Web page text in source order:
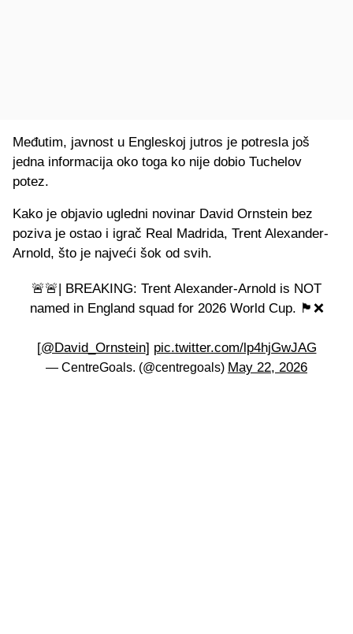
Međutim, javnost u Engleskoj jutros je potresla još
jedna informacija oko toga ko nije dobio Tuchelov
potez.
Kako je objavio ugledni novinar David Ornstein bez
poziva je ostao i igrač Real Madrida, Trent Alexander-
Arnold, što je najveći šok od svih.
🚨🚨| BREAKING: Trent Alexander-Arnold is NOT
named in England squad for 2026 World Cup. 🏴󠁧󠁢󠁥󠁮󠁧󠁿❌
[@David_Ornstein] pic.twitter.com/lp4hjGwJAG
— CentreGoals. (@centregoals) May 22, 2026